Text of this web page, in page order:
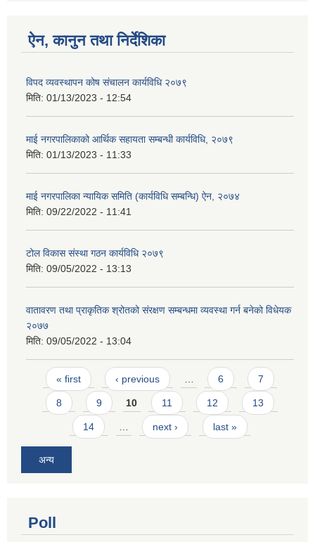
ऐन, कानुन तथा निर्देशिका
विपद व्यवस्थापन कोष संचालन कार्यविधि २०७९
मिति: 01/13/2023 - 12:54
माई नगरपालिकाको आर्थिक सहायता सम्बन्धी कार्यविधि, २०७९
मिति: 01/13/2023 - 11:33
माई नगरपालिका न्यायिक समिति (कार्यविधि सम्बन्धि) ऐन, २०७४
मिति: 09/22/2022 - 11:41
टोल विकास संस्था गठन कार्यविधि २०७९
मिति: 09/05/2022 - 13:13
वातावरण तथा प्राकृतिक श्रोतको संरक्षण सम्बन्धमा व्यवस्था गर्न बनेको विधेयक
२०७७
मिति: 09/05/2022 - 13:04
Pages
« first ‹ previous … 6 7
8 9 10 11 12 13
14 … next › last »
अन्य
Poll